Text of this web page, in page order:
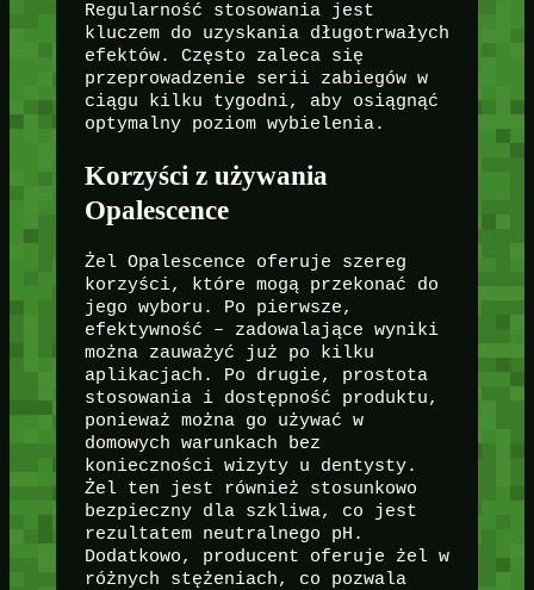
Regularność stosowania jest
kluczem do uzyskania długotrwałych
efektów. Często zaleca się
przeprowadzenie serii zabiegów w
ciągu kilku tygodni, aby osiągnąć
optymalny poziom wybielenia.
Korzyści z używania
Opalescence
Żel Opalescence oferuje szereg
korzyści, które mogą przekonać do
jego wyboru. Po pierwsze,
efektywność – zadowalające wyniki
można zauważyć już po kilku
aplikacjach. Po drugie, prostota
stosowania i dostępność produktu,
ponieważ można go używać w
domowych warunkach bez
konieczności wizyty u dentysty.
Żel ten jest również stosunkowo
bezpieczny dla szkliwa, co jest
rezultatem neutralnego pH.
Dodatkowo, producent oferuje żel w
różnych stężeniach, co pozwala